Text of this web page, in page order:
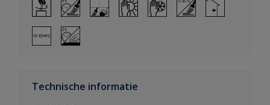
Technische informatie